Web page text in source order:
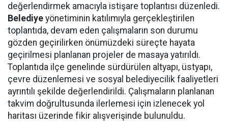
değerlendirmek amacıyla istişare toplantısı düzenledi.
Belediye yönetiminin katılımıyla gerçekleştirilen
toplantıda, devam eden çalışmaların son durumu
gözden geçirilirken önümüzdeki süreçte hayata
geçirilmesi planlanan projeler de masaya yatırıldı.
Toplantıda ilçe genelinde sürdürülen altyapı, üstyapı,
çevre düzenlemesi ve sosyal belediyecilik faaliyetleri
ayrıntılı şekilde değerlendirildi. Çalışmaların planlanan
takvim doğrultusunda ilerlemesi için izlenecek yol
haritası üzerinde fikir alışverişinde bulunuldu.